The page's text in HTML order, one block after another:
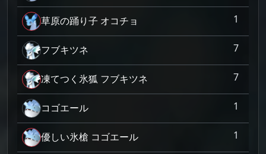
草原の踊り子 オコチョ 1
フブキツネ 7
凍てつく氷狐 フブキツネ 7
コゴエール 1
優しい氷槍 コゴエール 1